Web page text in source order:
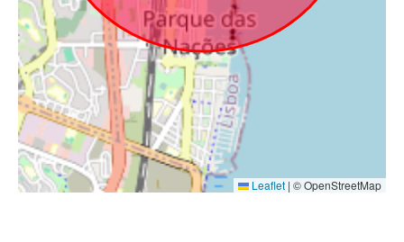
Leaflet | © OpenStreetMap